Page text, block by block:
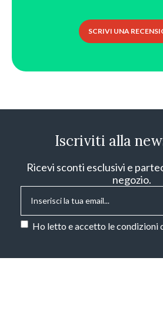
SCRIVI UNA
Iscriviti alla
Ricevi sconti esclusivi e
negozio.
Email*
Consenso*
Ho letto e accetto le condizioni